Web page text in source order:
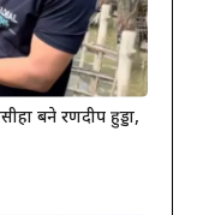
बने रणदीप हुड्डा,